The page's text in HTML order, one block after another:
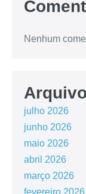
Nenhum
julho 2026
junho 2026
maio 2026
abril 2026
março 2026
fevereiro 2026